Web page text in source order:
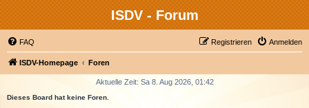
ISDV - Forum
FAQ Anmelden
Registrieren
ISDV-Homepage Foren
Aktuelle Zeit: Sa 8. Aug 2026, 01:42
Dieses Board hat keine Foren.